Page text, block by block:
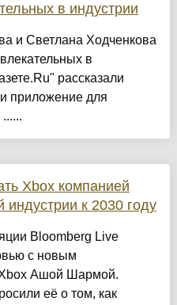
в индустрии
и Светлана Ходченкова
в
рассказали
приложение для
Xbox компанией
к 2030 году
Bloomberg Live
с новым
Ашой Шармой.
её о том, как